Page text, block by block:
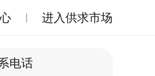
进入供求市场
电话